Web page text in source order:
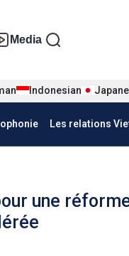
tiếng
Media
Indonesian
Les relations
une